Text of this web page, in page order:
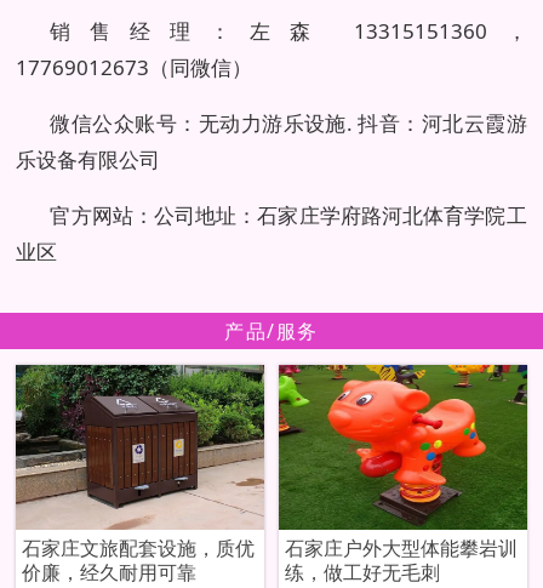
销售经理：左森 13315151360，
17769012673（同微信）
微信公众账号：无动力游乐设施. 抖音：河北云霞游
乐设备有限公司
官方网站：公司地址：石家庄学府路河北体育学院工
业区
产品/服务
石家庄文旅配套设施，质优
价廉，经久耐用可靠
石家庄户外大型体能攀岩训
练，做工好无毛刺